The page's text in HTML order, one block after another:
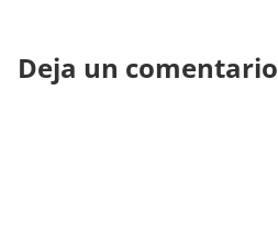
Deja un comentario